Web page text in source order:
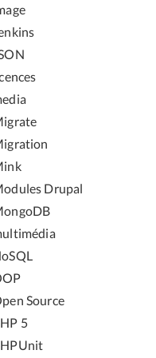
Drupal
Source
5